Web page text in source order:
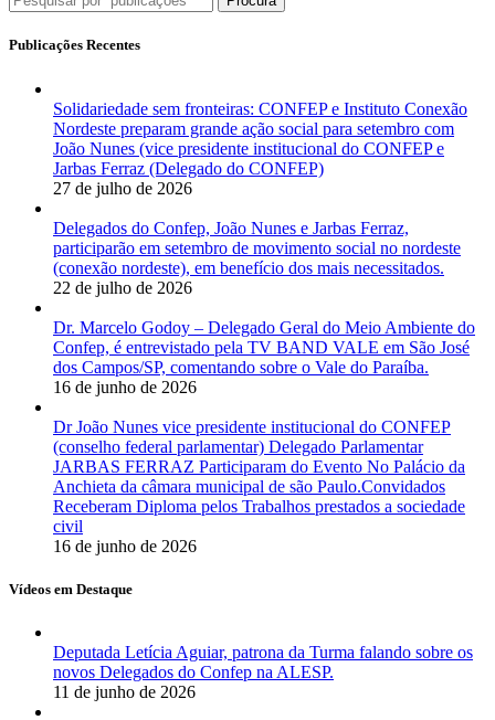
Publicações Recentes
Solidariedade sem fronteiras: CONFEP e Instituto Conexão
Nordeste preparam grande ação social para setembro com
João Nunes (vice presidente institucional do CONFEP e
Jarbas Ferraz (Delegado do CONFEP)
27 de julho de 2026
Delegados do Confep, João Nunes e Jarbas Ferraz,
participarão em setembro de movimento social no nordeste
(conexão nordeste), em benefício dos mais necessitados.
22 de julho de 2026
Dr. Marcelo Godoy – Delegado Geral do Meio Ambiente do
Confep, é entrevistado pela TV BAND VALE em São José
dos Campos/SP, comentando sobre o Vale do Paraíba.
16 de junho de 2026
Dr João Nunes vice presidente institucional do CONFEP
(conselho federal parlamentar) Delegado Parlamentar
JARBAS FERRAZ Participaram do Evento No Palácio da
Anchieta da câmara municipal de são Paulo.Convidados
Receberam Diploma pelos Trabalhos prestados a sociedade
civil
16 de junho de 2026
Vídeos em Destaque
Deputada Letícia Aguiar, patrona da Turma falando sobre os
novos Delegados do Confep na ALESP.
11 de junho de 2026